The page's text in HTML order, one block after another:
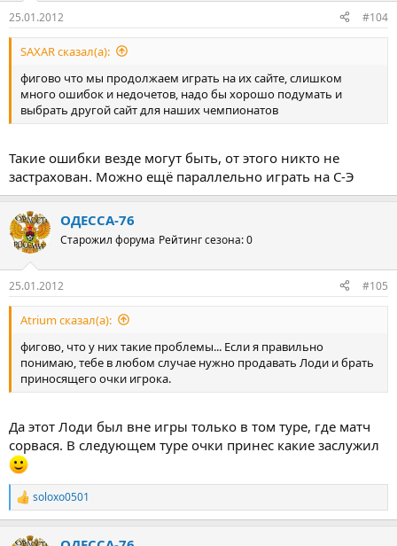
25.01.2012 #104
SAXAR сказал(а):
фигово что мы продолжаем играть на их сайте, слишком
много ошибок и недочетов, надо бы хорошо подумать и
выбрать другой сайт для наших чемпионатов
Такие ошибки везде могут быть, от этого никто не
застрахован. Можно ещё параллельно играть на С-Э
ОДЕССА-76
Старожил форума Рейтинг сезона: 0
25.01.2012 #105
Atrium сказал(а):
фигово, что у них такие проблемы... Если я правильно
понимаю, тебе в любом случае нужно продавать Лоди и брать
приносящего очки игрока.
Да этот Лоди был вне игры только в том туре, где матч
сорвася. В следующем туре очки принес какие заслужил
Р
е
soloxo0501